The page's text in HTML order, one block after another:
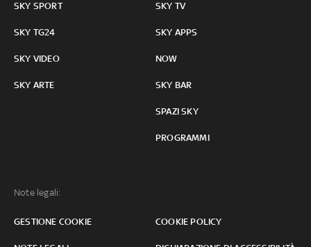
SKY SPORT
SKY TG24
SKY VIDEO
SKY ARTE
SKY TV
SKY APPS
NOW
SKY BAR
SPAZI SKY
PROGRAMMI
Note legali:
GESTIONE COOKIE COOKIE POLICY